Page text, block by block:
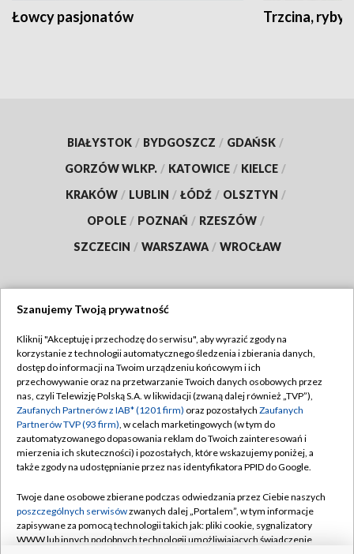
Łowcy pasjonatów Trzcina, ryby
BIAŁYSTOK / BYDGOSZCZ / GDAŃSK /
GORZÓW WLKP. / KATOWICE / KIELCE /
KRAKÓW / LUBLIN / ŁÓDŹ / OLSZTYN /
OPOLE / POZNAŃ / RZESZÓW /
SZCZECIN / WARSZAWA / WROCŁAW
TVP
Abonament TVP
Emisja w TVP
Centrum informacji TVP
Naziemna Telewizja Cyfrowa
Rada Programowa
System NOS
Regulamin TVP
Polityka prywatności
Moje zgody
Pomoc
Kontakt
Szanujemy Twoją prywatność
Kliknij "Akceptuję i przechodzę do serwisu", aby wyrazić zgody na
korzystanie z technologii automatycznego śledzenia i zbierania danych,
dostęp do informacji na Twoim urządzeniu końcowym i ich
przechowywanie oraz na przetwarzanie Twoich danych osobowych przez
nas, czyli Telewizję Polską S.A. w likwidacji (zwaną dalej również „TVP”),
Zaufanych Partnerów z IAB* (1201 firm) oraz pozostałych Zaufanych
Partnerów TVP (93 firm), w celach marketingowych (w tym do
zautomatyzowanego dopasowania reklam do Twoich zainteresowań i
mierzenia ich skuteczności) i pozostałych, które wskazujemy poniżej, a
także zgody na udostępnianie przez nas identyfikatora PPID do Google.
Twoje dane osobowe zbierane podczas odwiedzania przez Ciebie naszych
poszczególnych serwisówzwanych dalej „Portalem”, w tym informacje
zapisywane za pomocą technologii takich jak: pliki cookie, sygnalizatory
WWW lub innych podobnych technologii umożliwiających świadczenie